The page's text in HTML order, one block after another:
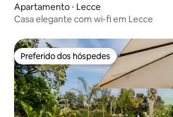
Apartamento ⋅ Lecce
Casa elegante com wi-fi em Lecce
Preferido dos hóspedes
Preferido dos hóspedes